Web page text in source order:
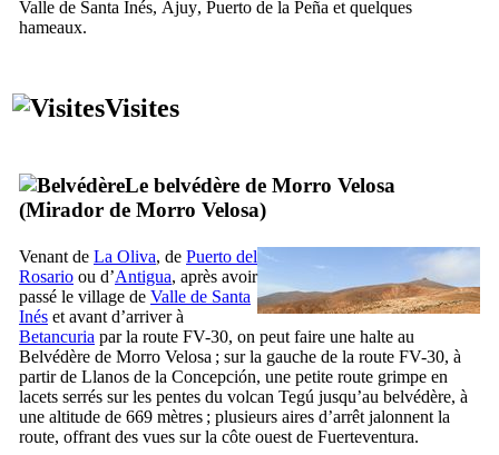
Valle de Santa Inés, Ajuy, Puerto de la Peña et quelques
hameaux.
Visites
Le belvédère de Morro Velosa
(Mirador de Morro Velosa)
Venant de La Oliva, de Puerto del
Rosario ou d’Antigua, après avoir
passé le village de Valle de Santa
Inés et avant d’arriver à
Betancuria par la route FV-30, on peut faire une halte au
Belvédère de Morro Velosa ; sur la gauche de la route FV-30, à
partir de Llanos de la Concepción, une petite route grimpe en
lacets serrés sur les pentes du volcan Tegú jusqu’au belvédère, à
une altitude de 669 mètres ; plusieurs aires d’arrêt jalonnent la
route, offrant des vues sur la côte ouest de Fuerteventura.